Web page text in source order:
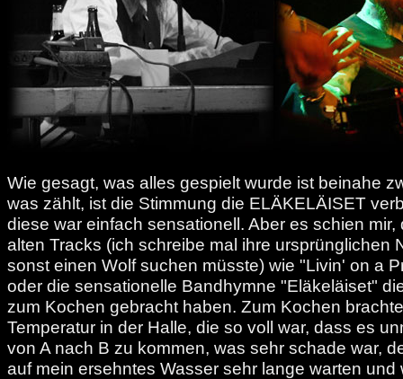
Wie gesagt, was alles gespielt wurde ist beinahe
was zählt, ist die Stimmung die ELÄKELÄISET
diese war einfach sensationell. Aber es schien mir,
alten Tracks (ich schreibe mal ihre ursprünglichen
sonst einen Wolf suchen müsste) wie "Livin' on a
oder die sensationelle Bandhymne "Eläkeläiset"
zum Kochen gebracht haben. Zum Kochen
Temperatur in der Halle, die so voll war, dass es
von A nach B zu kommen, was sehr schade war,
auf mein ersehntes Wasser sehr lange warten und